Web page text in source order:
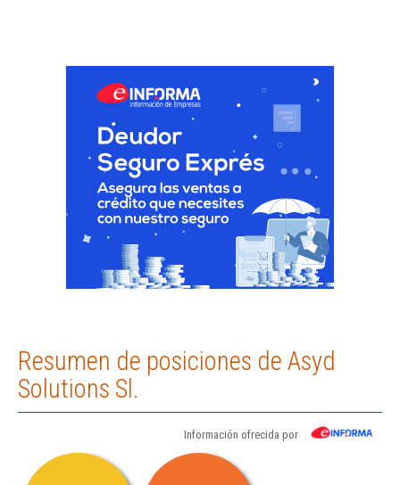
Resumen de posiciones de Asyd
Solutions Sl.
Información ofrecida por